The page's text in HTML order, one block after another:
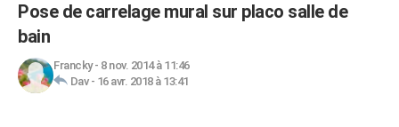
Pose de carrelage mural sur placo salle de
bain
Francky- 8 nov. 2014 à 11:46
Dav- 16 avr. 2018 à 13:41